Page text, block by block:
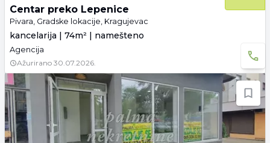
Centar preko Lepenice
Pivara, Gradske lokacije, Kragujevac
kancelarija | 74m² | namešteno
Agencija
Ažurirano 30.07.2026.